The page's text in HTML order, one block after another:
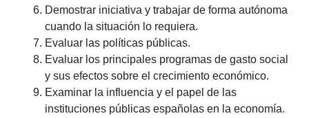
Demostrar iniciativa y trabajar de forma autónoma
cuando la situación lo requiera.
Evaluar las políticas públicas.
Evaluar los principales programas de gasto social
y sus efectos sobre el crecimiento económico.
Examinar la influencia y el papel de las
instituciones públicas españolas en la economía.